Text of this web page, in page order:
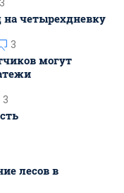
3
на четырехдневку
3
могут
3
лесов в